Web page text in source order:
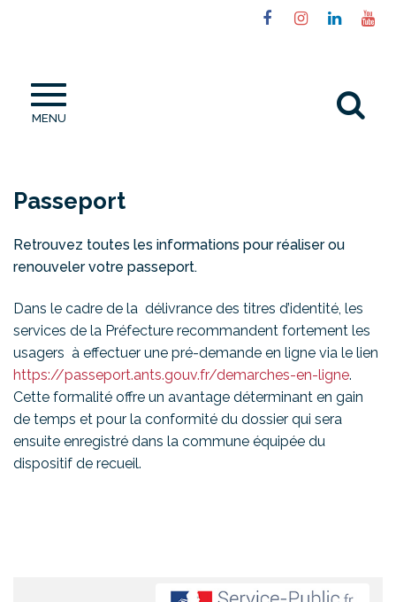
Lien
Facebook
Lien
Instagram
Lien
MENU
Passeport
Retrouvez toutes les informations pour réaliser ou
renouveler votre passeport.
Dans le cadre de la délivrance des titres d’identité, les
services de la Préfecture recommandent fortement les
usagers à effectuer une pré-demande en ligne via le lien
https://passeport.ants.gouv.fr/demarches-en-ligne.
Cette formalité offre un avantage déterminant en gain
de temps et pour la conformité du dossier qui sera
ensuite enregistré dans la commune équipée du
dispositif de recueil.